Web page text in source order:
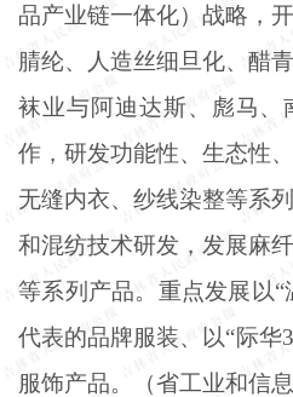
品产业链一体化）战略，
腈纶、人造丝细旦化、醋
袜业与阿迪达斯、彪马、
作，研发功能性、生态性
无缝内衣、纱线染整等系
和混纺技术研发，发展麻
等系列产品。重点发展以“
代表的品牌服装、以“际华
服饰产品。（省工业和信息